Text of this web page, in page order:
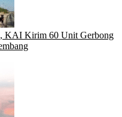
KAI Kirim 60 Unit Gerbong